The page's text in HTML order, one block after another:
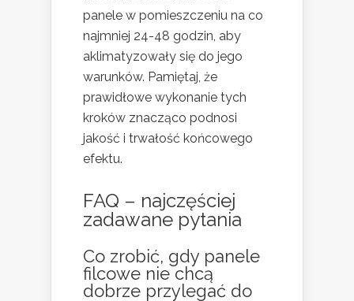
panele w pomieszczeniu na co
najmniej 24-48 godzin, aby
aklimatyzowały się do jego
warunków. Pamiętaj, że
prawidłowe wykonanie tych
kroków znacząco podnosi
jakość i trwałość końcowego
efektu.
FAQ – najczęściej
zadawane pytania
Co zrobić, gdy panele
filcowe nie chcą
dobrze przylegać do